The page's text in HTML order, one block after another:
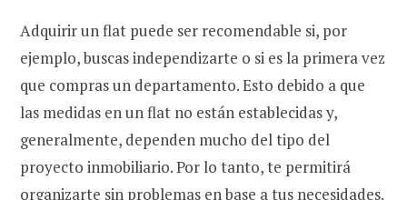
Adquirir un flat puede ser recomendable si, por
ejemplo, buscas independizarte o si es la primera vez
que compras un departamento. Esto debido a que
las medidas en un flat no están establecidas y,
generalmente, dependen mucho del tipo del
proyecto inmobiliario. Por lo tanto, te permitirá
organizarte sin problemas en base a tus necesidades.